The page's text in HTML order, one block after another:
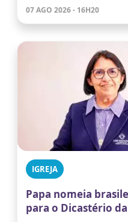
07 AGO 2026 - 16H20
IGREJA
Papa nomeia
para o Dicastério